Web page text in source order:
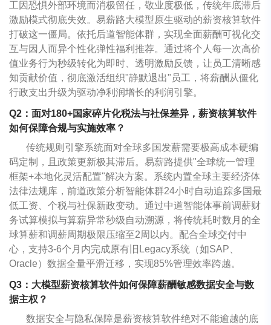
工因恐惧外部环境而消极留任，敬业度极低，传统年底滞后
激励模式彻底失效。易薪路大模型原生驱动的薪资核算软件
打破这一僵局。依托后道智能体群，实现全面薪酬可视化交
互与因人而异个性化弹性福利推荐。通过将个人每一次高价
值业务行为秒级转化为即时、透明激励反馈，让员工清晰感
知贡献价值，彻底激活组织"静默退出"员工，将薪酬从僵化
行政支出升级为驱动净利润增长的利润引擎。
Q2：面对180+国家碎片化税法与社保差异，薪资核算软件
如何保障合规与实施效率？
传统规则引擎系统面对全球多国发薪需要极高成本硬编
码定制，且政策更新极其滞后。易薪路提供"全球统一管理
框架+本地化灵活配置"解决方案。系统内置全球主要经济体
法律法规库，前道政策分析智能体群24小时自动追踪多国最
低工资、个税与社保新政变动。通过中道智能体事前调薪财
务试算模拟与算薪异常秒级自动溯源，将传统耗时数月的全
球算薪和调薪周期极限压缩至2周以内。配合全球交付中
心，支持3-6个月内完成原有旧Legacy系统（如SAP、
Oracle）数据全量平滑迁移，实现85%管理效率跨越。
Q3：大模型薪资核算软件如何保障薪酬敏感数据安全与数
据主权？
数据安全与隐私保障是薪资核算软件绝对不能逾越的底